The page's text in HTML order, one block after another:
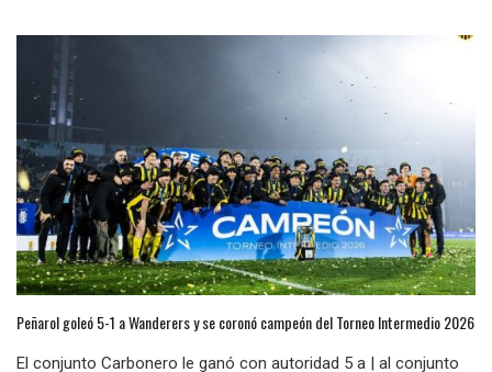
Peñarol goleó 5-1 a Wanderers y se coronó campeón del Torneo Intermedio 2026
El conjunto Carbonero le ganó con autoridad 5 a | al conjunto